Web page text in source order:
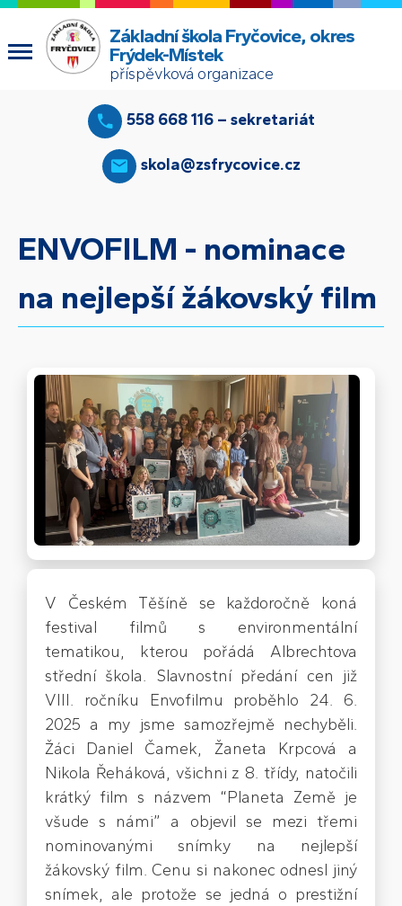
Základní škola Fryčovice, okres
Frýdek-Místek
příspěvková organizace
558 668 116 – sekretariát
skola@zsfrycovice.cz
ENVOFILM - nominace
na nejlepší žákovský film
V Českém Těšíně se každoročně koná
festival filmů s environmentální
tematikou, kterou pořádá Albrechtova
střední škola. Slavnostní předání cen již
VIII. ročníku Envofilmu proběhlo 24. 6.
2025 a my jsme samozřejmě nechyběli.
Žáci Daniel Čamek, Žaneta Krpcová a
Nikola Řeháková, všichni z 8. třídy, natočili
krátký film s názvem “Planeta Země je
všude s námi” a objevil se mezi třemi
nominovanými snímky na nejlepší
žákovský film. Cenu si nakonec odnesl jiný
snímek, ale protože se jedná o prestižní